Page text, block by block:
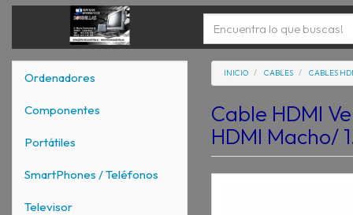
Ordenadores
Componentes
Portátiles
SmartPhones / Teléfonos
Televisor
INICIO CABLES CABLES
Cable HDMI
HDMI Macho/